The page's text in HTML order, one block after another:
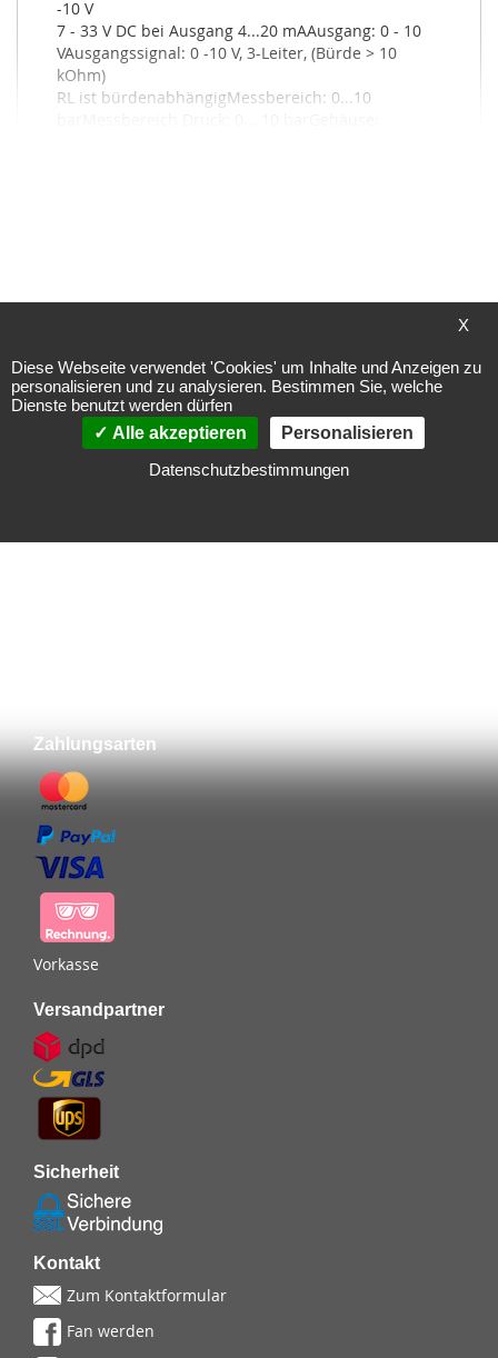
-10 V
7 - 33 V DC bei Ausgang 4...20 mAAusgang: 0 - 10
VAusgangssignal: 0 -10 V, 3-Leiter, (Bürde > 10
kOhm)
RL ist bürdenabhängigMessbereich: 0...10
4,60 von 5
SEHR GUT
636 Bewertungen 95%
Empfehlungen
Zahlungsarten
Vorkasse
Versandpartner
Sicherheit
Kontakt
Zum Kontaktformular
Fan werden
X
Diese Webseite verwendet 'Cookies' um Inhalte und Anzeigen zu
personalisieren und zu analysieren. Bestimmen Sie, welche
Dienste benutzt werden dürfen
Alle akzeptieren
Personalisieren
Datenschutzbestimmungen